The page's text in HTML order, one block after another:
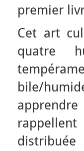
premier
Cet art
quatre
bile/